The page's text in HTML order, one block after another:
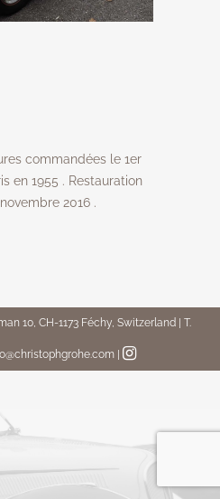
commandées le 1er
en 1955 . Restauration
2016 .
10, CH-1173 Féchy, Switzerland | T.